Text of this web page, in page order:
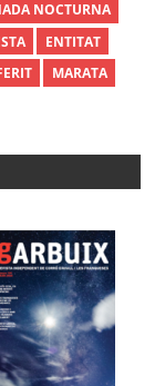
NOCTURNA
ENTITAT
MARATA